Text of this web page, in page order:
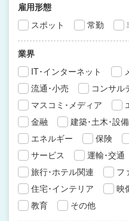
雇用形態
スポット
常勤
業界
IT･インターネット
流通･小売
コンサル
マスコミ･メディア
金融
建築･土木･設備
エネルギー
保険
サービス
運輸･交通
旅行･ホテル関連
フ
住宅･インテリア
映
教育
その他